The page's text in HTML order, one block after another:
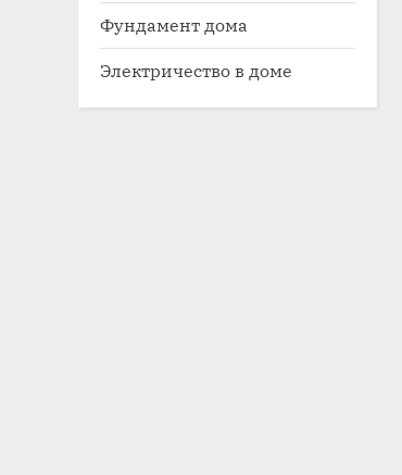
Фундамент дома
Электричество в доме